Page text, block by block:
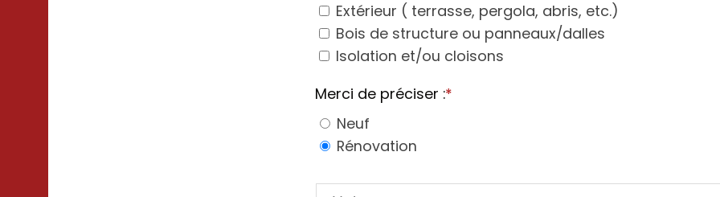
Extérieur ( terrasse, pergola, abris, etc.)
Bois de structure ou panneaux/dalles
Isolation et/ou cloisons
Merci de préciser :*
Neuf
Rénovation